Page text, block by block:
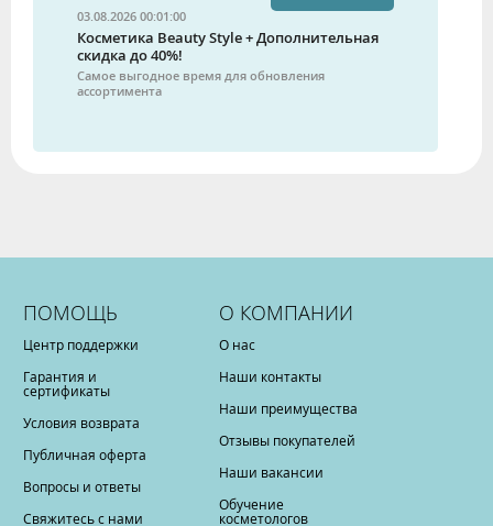
03.08.2026 00:01:00
Косметика Beauty Style + Дополнительная
скидка до 40%!
Самое выгодное время для обновления
ассортимента
ПОМОЩЬ
Центр поддержки
Гарантия и
сертификаты
Условия возврата
Публичная оферта
Вопросы и ответы
Свяжитесь с нами
О КОМПАНИИ
О нас
Наши контакты
Наши преимущества
Отзывы покупателей
Наши вакансии
Обучение
косметологов